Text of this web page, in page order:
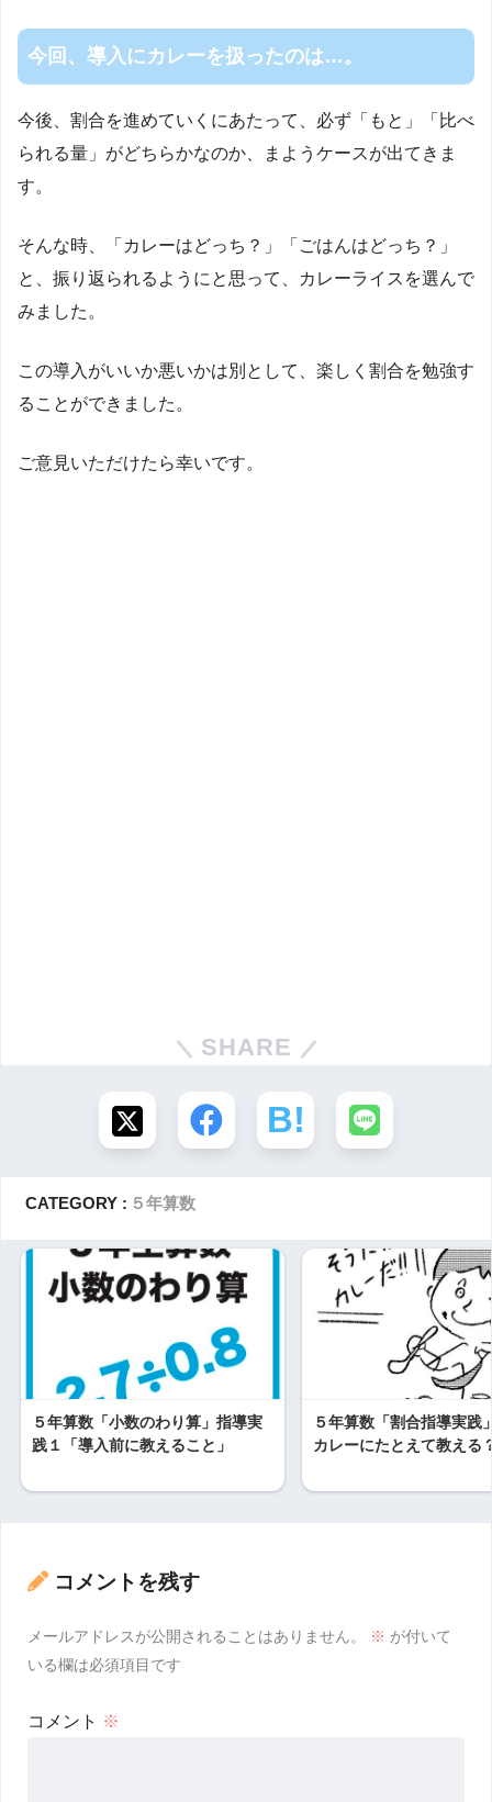
今回、導入にカレーを扱ったのは…。
今後、割合を進めていくにあたって、必ず「もと」「比べ
られる量」がどちらかなのか、まようケースが出てきま
す。
そんな時、「カレーはどっち？」「ごはんはどっち？」
と、振り返られるようにと思って、カレーライスを選んで
みました。
この導入がいいか悪いかは別として、楽しく割合を勉強す
ることができました。
ご意見いただけたら幸いです。
SHARE
CATEGORY : ５年算数
５年算数「小数のわり算」指導実
践１「導入前に教えること」
５年算数「割合指導実践
カレーにたとえて教える
コメントを残す
メールアドレスが公開されることはありません。 ※ が付いて
いる欄は必須項目です
コメント ※